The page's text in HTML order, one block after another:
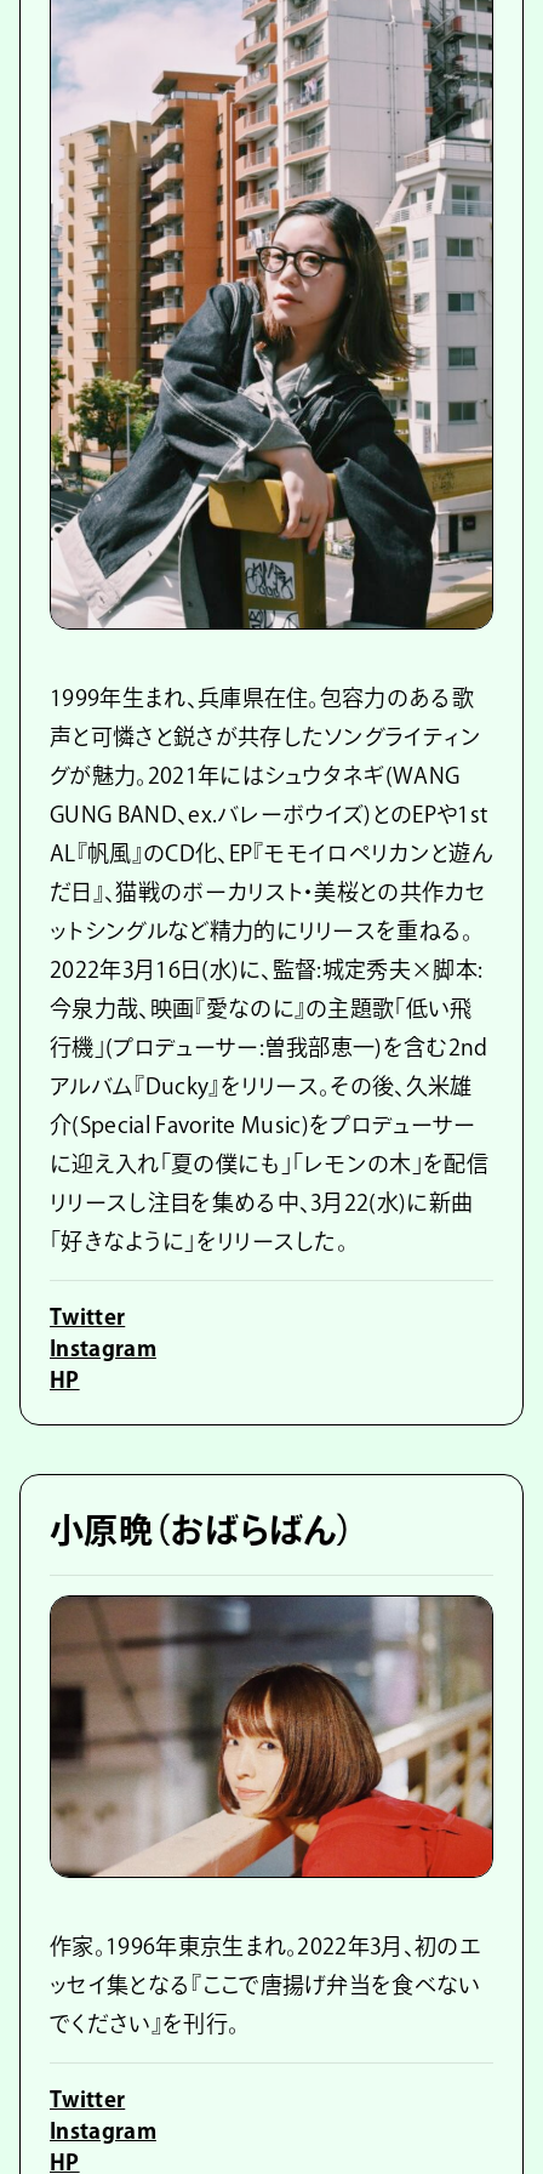
1999年生まれ、兵庫県在住。包容力のある歌
声と可憐さと鋭さが共存したソングライティン
グが魅力。2021年にはシュウタネギ(WANG
GUNG BAND、ex.バレーボウイズ)とのEPや1st
AL『帆風』のCD化、EP『モモイロペリカンと遊ん
だ日』、猫戦のボーカリスト・美桜との共作カセ
ットシングルなど精力的にリリースを重ねる。
2022年3月16日(水)に、監督:城定秀夫×脚本:
今泉力哉、映画『愛なのに』の主題歌「低い飛
行機」(プロデューサー:曽我部恵一)を含む2nd
アルバム『Ducky』をリリース。その後、久米雄
介(Special Favorite Music)をプロデューサー
に迎え入れ「夏の僕にも」「レモンの木」を配信
リリースし注目を集める中、3月22(水)に新曲
「好きなように」をリリースした。
Twitter
Instagram
HP
小原晩（おばらばん）
作家。1996年東京生まれ。2022年3月、初のエ
ッセイ集となる『ここで唐揚げ弁当を食べない
でください』を刊行。
Twitter
Instagram
HP